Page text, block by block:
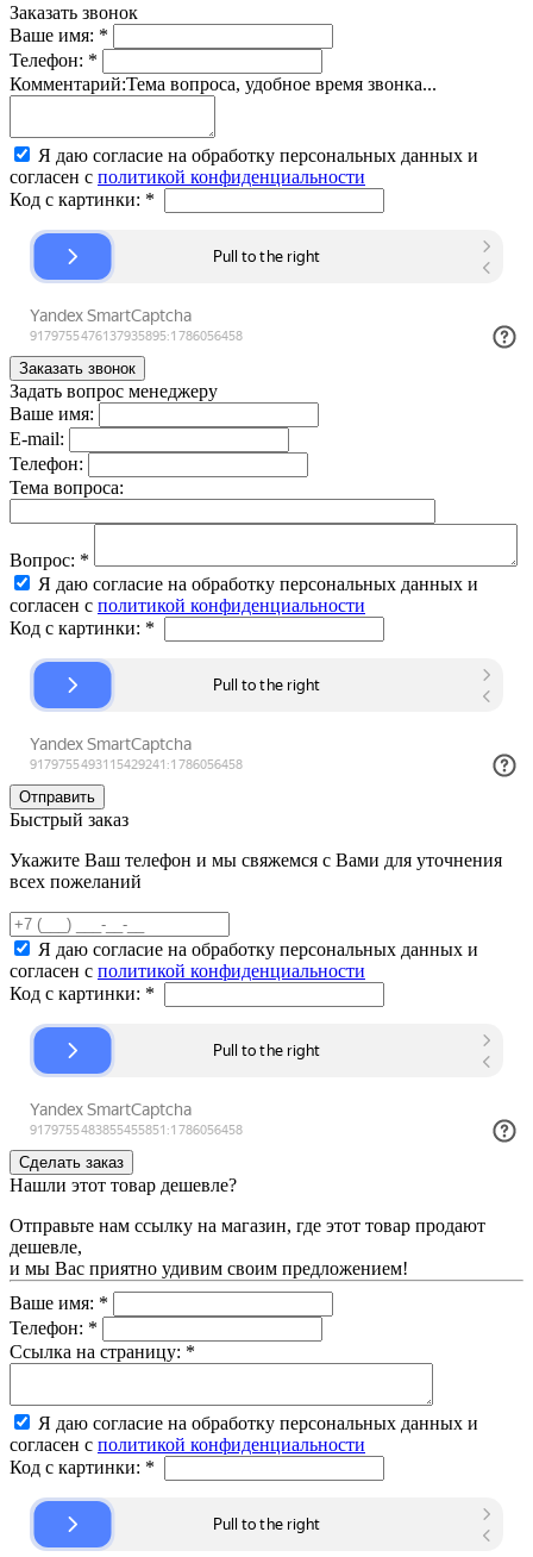
Заказать звонок
Ваше имя: *
Телефон: *
Комментарий:Тема вопроса, удобное время звонка...
Я даю согласие на обработку персональных данных и
согласен с политикой конфиденциальности
Код с картинки: *
Задать вопрос менеджеру
Ваше имя:
E-mail:
Телефон:
Тема вопроса:
Вопрос: *
Я даю согласие на обработку персональных данных и
согласен с политикой конфиденциальности
Код с картинки: *
Быстрый заказ
Укажите Ваш телефон и мы свяжемся с Вами для уточнения
всех пожеланий
Я даю согласие на обработку персональных данных и
согласен с политикой конфиденциальности
Код с картинки: *
Нашли этот товар дешевле?
Отправьте нам ссылку на магазин, где этот товар продают
дешевле,
и мы Вас приятно удивим своим предложением!
Ваше имя: *
Телефон: *
Ссылка на страницу: *
Я даю согласие на обработку персональных данных и
согласен с политикой конфиденциальности
Код с картинки: *